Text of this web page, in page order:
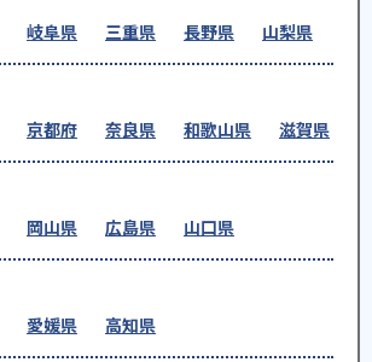
岐阜県 三重県 長野県 山梨県
京都府 奈良県 和歌山県 滋賀県
岡山県 広島県 山口県
愛媛県 高知県